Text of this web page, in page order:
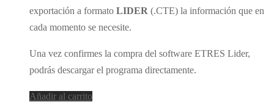
exportación a formato LIDER (.CTE) la información que en
cada momento se necesite.
Una vez confirmes la compra del software ETRES Lider,
podrás descargar el programa directamente.
Añadir al carrito